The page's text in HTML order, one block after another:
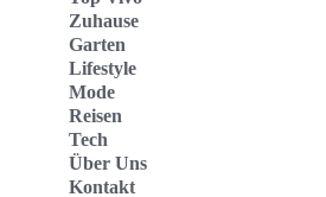
Zuhause
Garten
Lifestyle
Mode
Reisen
Tech
Über Uns
Kontakt